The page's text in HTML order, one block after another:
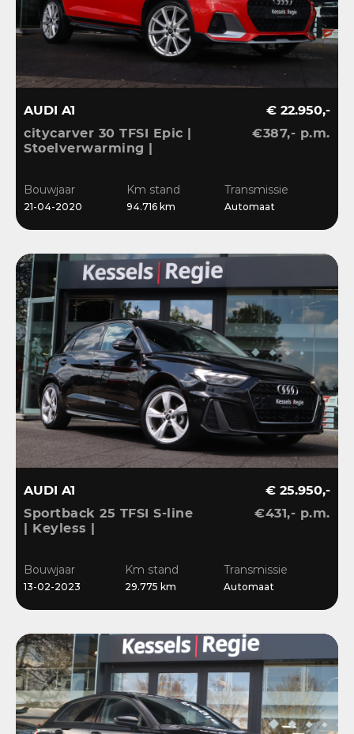
AUDI A1
citycarver 30 TFSI Epic |
Stoelverwarming |
Navi
€ 22.950,-
€387,- p.m.
Bouwjaar
21-04-2020
Km stand
94.716 km
Transmissie
Automaat
AUDI A1
Sportback 25 TFSI S-line
| Keyless |
| Navi
€ 25.950,-
€431,- p.m.
Bouwjaar
13-02-2023
Km stand
29.775 km
Transmissie
Automaat